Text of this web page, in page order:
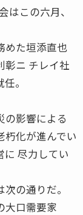
この六月、
めた垣添直也
彰ニ チレイ社
。
影響による
朽化が進んでい
に 尽力してい
の通りだ。
大口需要家